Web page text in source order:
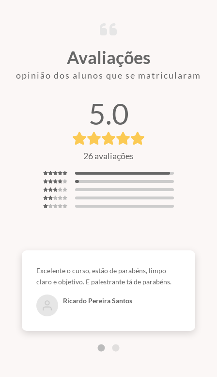
ou seja, servem para atualização e qualificação. Todos esses órgãos
são de nível superior.
(Fontes: Secretaria de Educação de São Paulo e ABED)
Avaliações
opinião dos alunos que se matricularam
5.0
26 avaliações
Excelente o curso, estão de parabéns, limpo
claro e objetivo. E palestrante tá de parabéns.
Ricardo Pereira Santos